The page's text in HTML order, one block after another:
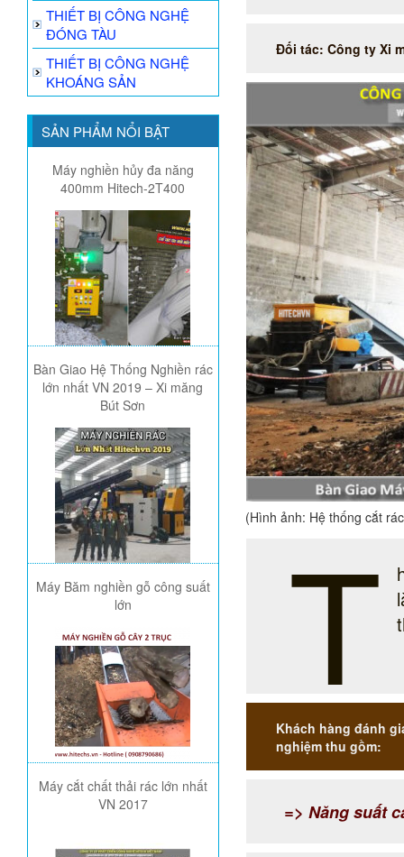
THIẾT BỊ CÔNG NGHỆ
ĐÓNG TÀU
THIẾT BỊ CÔNG NGHỆ
KHOÁNG SẢN
SẢN PHẨM NỔI BẬT
Máy nghiền hủy đa năng
400mm Hitech-2T400
Bàn Giao Hệ Thống Nghiền rác
lớn nhất VN 2019 – Xi măng
Bút Sơn
Máy Băm nghiền gỗ công suất
lớn
Máy cắt chất thải rác lớn nhất
VN 2017
Đối tác: Công ty Xi
(Hình ảnh: Hệ thống cắt
T
Khách hàng đánh
nghiệm thu gồm:
=> Năng suất